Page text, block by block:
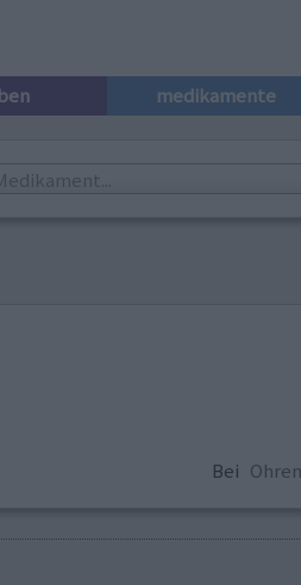
medikamente
Bei